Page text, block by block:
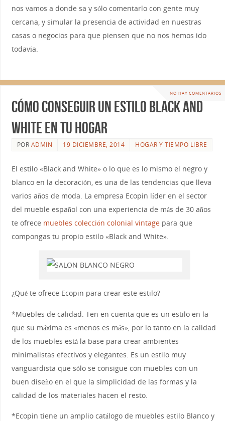
nos vamos a donde sa y sólo comentarlo con gente muy
cercana, y simular la presencia de actividad en nuestras
casas o negocios para que piensen que no nos hemos ido
todavía.
NO HAY COMENTARIOS
Cómo conseguir un estilo black and
white en tu hogar
POR ADMIN 19 DICIEMBRE, 2014 HOGAR Y TIEMPO LIBRE
El estilo «Black and White» o lo que es lo mismo el negro y
blanco en la decoración, es una de las tendencias que lleva
varios años de moda. La empresa Ecopin líder en el sector
del mueble español con una experiencia de más de 30 años
te ofrece muebles colección colonial vintagepara que
compongas tu propio estilo «Black and White».
¿Qué te ofrece Ecopin para crear este estilo?
*Muebles de calidad. Ten en cuenta que es un estilo en la
que su máxima es «menos es más», por lo tanto en la calidad
de los muebles está la base para crear ambientes
minimalistas efectivos y elegantes. Es un estilo muy
vanguardista que sólo se consigue con muebles con un
buen diseño en el que la simplicidad de las formas y la
calidad de los materiales hacen el resto.
*Ecopin tiene un amplio catálogo de muebles estilo Blanco y